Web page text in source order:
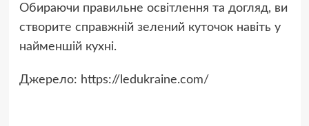
Обираючи правильне освітлення та догляд, ви
створите справжній зелений куточок навіть у
найменшій кухні.
Джерело: https://ledukraine.com/